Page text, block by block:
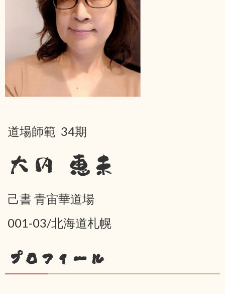
道場師範 34期
大内 恵未
己書 青宙華道場
001-03/北海道札幌
プロフィール